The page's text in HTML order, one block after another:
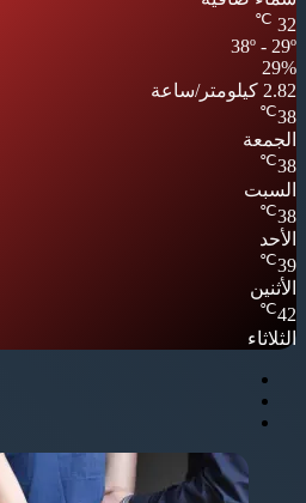
32
℃
38º - 29º
29%
2.82 كيلومتر/ساعة
38
℃
الجمعة
38
℃
السبت
38
℃
الأحد
39
℃
الأثنين
42
℃
الثلاثاء